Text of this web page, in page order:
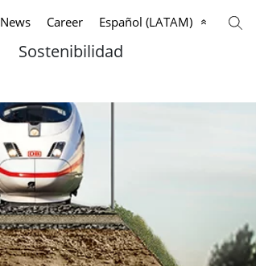
News Career Español (LATAM)
Sostenibilidad